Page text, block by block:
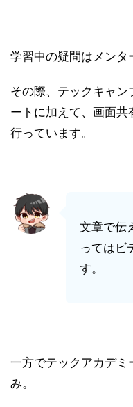
学習中の疑問はメンタ
その際、テックキャ
ートに加えて、画面共
行っています。
文章で伝
ってはビ
す。
一方でテックアカデ
み。